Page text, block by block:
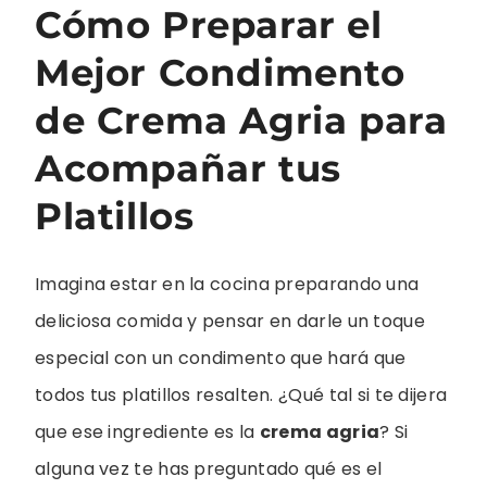
Cómo Preparar el
Mejor Condimento
de Crema Agria para
Acompañar tus
Platillos
Imagina estar en la cocina preparando una
deliciosa comida y pensar en darle un toque
especial con un condimento que hará que
todos tus platillos resalten. ¿Qué tal si te dijera
que ese ingrediente es la crema agria? Si
alguna vez te has preguntado qué es el